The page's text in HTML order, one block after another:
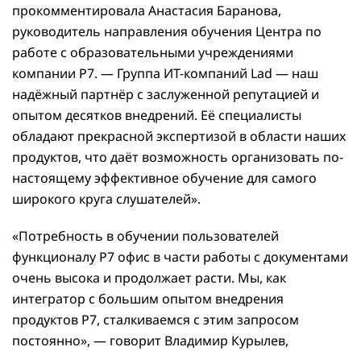
прокомментировала Анастасия Баранова,
руководитель направления обучения Центра по
работе с образовательными учреждениями
компании Р7. — Группа ИТ-компаний Lad — наш
надёжный партнёр с заслуженной репутацией и
опытом десятков внедрений. Её специалисты
обладают прекрасной экспертизой в области наших
продуктов, что даёт возможность организовать по-
настоящему эффективное обучение для самого
широкого круга слушателей».
«Потребность в обучении пользователей
функционалу Р7 офис в части работы с документами
очень высока и продолжает расти. Мы, как
интегратор с большим опытом внедрения
продуктов Р7, сталкиваемся с этим запросом
постоянно», — говорит Владимир Курылев,